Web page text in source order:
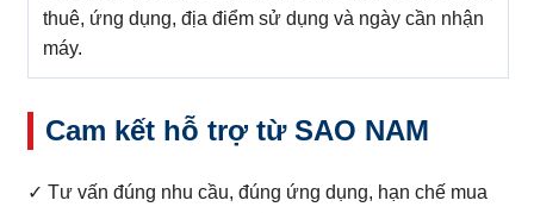
thuê, ứng dụng, địa điểm sử dụng và ngày cần nhận
máy.
Cam kết hỗ trợ từ SAO NAM
✓ Tư vấn đúng nhu cầu, đúng ứng dụng, hạn chế mua